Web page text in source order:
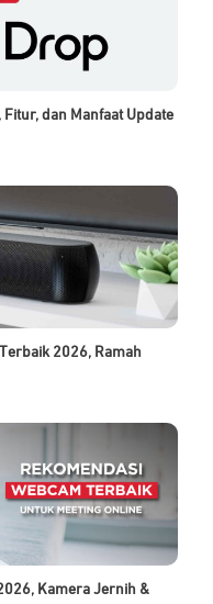
dan Manfaat Update
2026, Ramah
Kamera Jernih &